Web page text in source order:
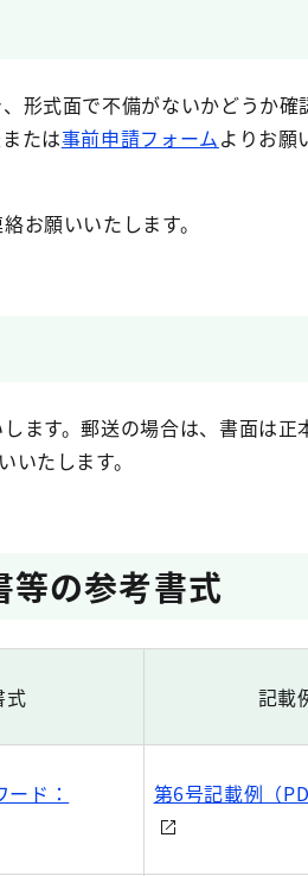
形式面で不備がないかどうか確
たは事前申請フォームよりお願
お願いいたします。
ます。郵送の場合は、書面は正
たします。
等の参考書式
式 記載
ド：
第6号記載例（